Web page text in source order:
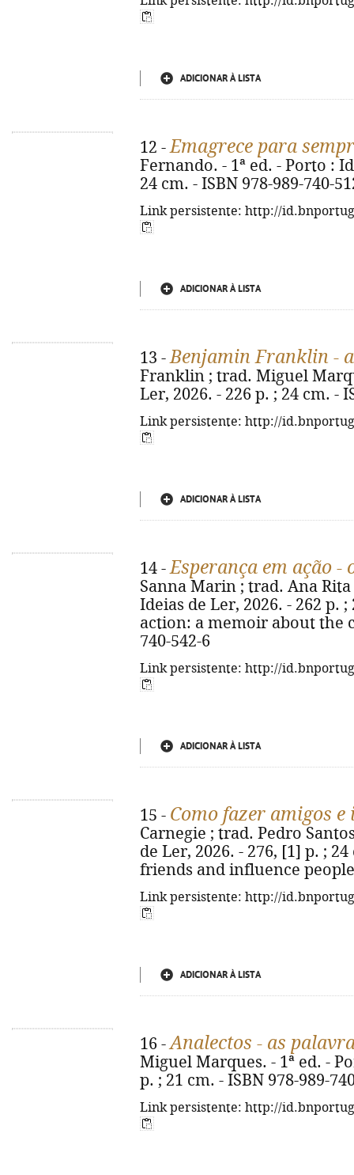
ADICIONAR À LISTA
12 -Emagrece para
Fernando. - 1ª ed. - Porto :
24 cm. - ISBN 978-989-740-
Link persistente: http://
ADICIONAR À LISTA
13 -Benjamin Franklin -
Franklin ; trad. Miguel
Ler, 2026. - 226 p. ; 24 cm. -
Link persistente: http://
ADICIONAR À LISTA
14 -Esperança em ação -
Sanna Marin ; trad. Ana
Ideias de Ler, 2026. - 262 p.
action: a memoir about the
740-542-6
Link persistente: http://
ADICIONAR À LISTA
15 - Como fazer amigos
Carnegie ; trad. Pedro
de Ler, 2026. - 276, [1] p. ;
friends and influence
Link persistente: http://
ADICIONAR À LISTA
16 -Analectos - as
Miguel Marques. - 1ª ed. -
p. ; 21 cm. - ISBN 978-989-
Link persistente: http://